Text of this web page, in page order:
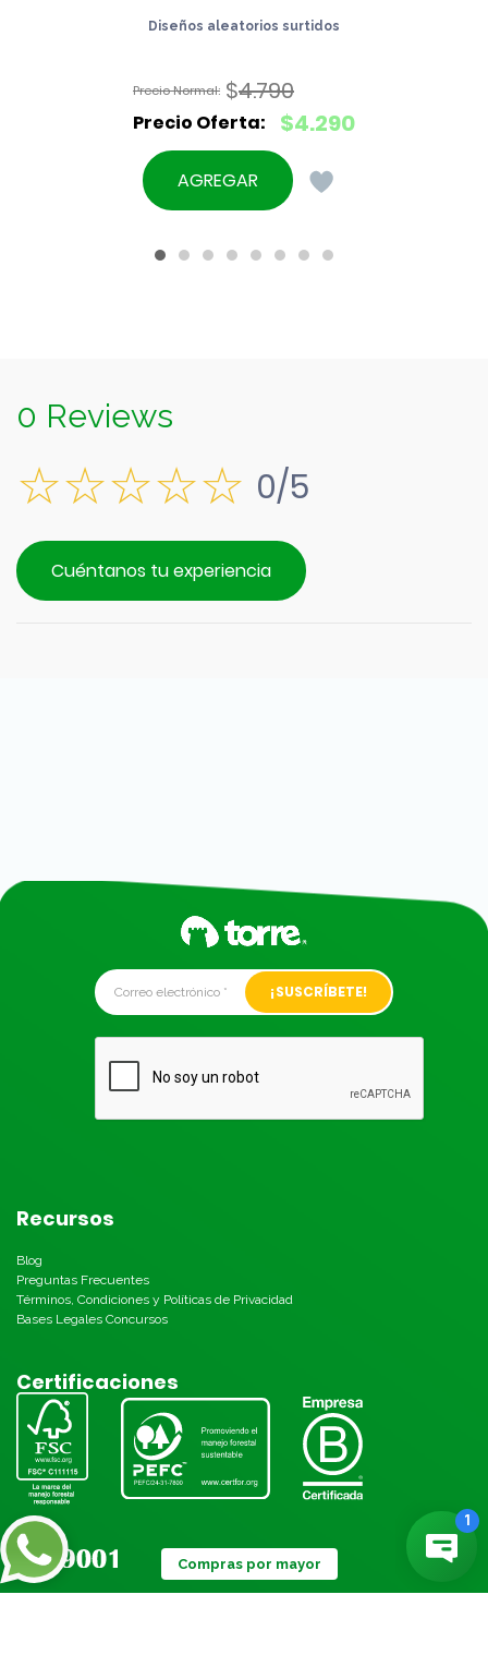
Diseños aleatorios surtidos
$4.790
El
precio
original
$4.290
El
precio
actual
$4.290.
AGREGAR
0 Reviews
0/5
Cuéntanos tu experiencia
Alternative:
Recursos
Blog
Preguntas Frecuentes
Términos, Condiciones y Políticas de Privacidad
Bases Legales Concursos
Certificaciones
Compras por mayor